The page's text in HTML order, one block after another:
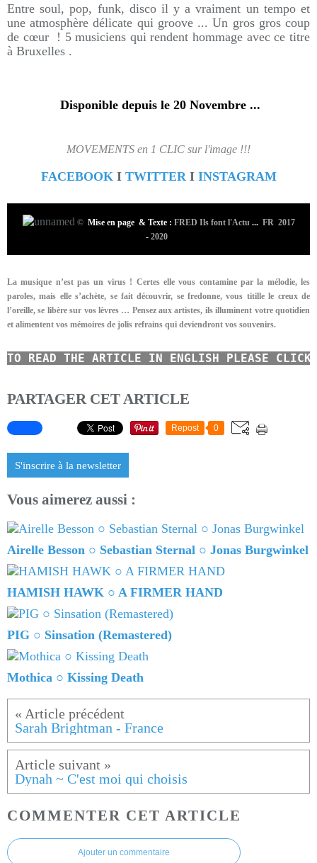
Entre soul, pop, funk, disco il y a vraiment un tempo et
une atmosphère délicate qui groove ... Un gros gros coup
de cœur ! 5 musiciens qui rendent hommage avec ce titre
à Bruxelles .
Disponible depuis le 20 Novembre ...
MOVEMENTS en 1 CLIC sur l'image !!!
FACEBOOK I TWITTER I INSTAGRAM
© Mise en page & Texte : FRED Ils font l'Actu ... FR 2017
-2020
La musique n’est pas un virus ! Certes elle vous contamine par la mélodie, les
paroles, mais elle s’achète, se fait découvrir, se fredonne, vous titille le creux de
l’oreille, se libère sur vos lèvres … Pensez aux artistes, ils illuminent votre quotidien
et alimentent vos mémoires de jolis refrains qui deviendront vos souvenirs.
TO READ THE ARTICLE IN ENGLISH PLEASE
PARTAGER CET ARTICLE
Repost 0
S'inscrire à la newsletter
Vous aimerez aussi :
Airelle Besson ○ Sebastian Sternal ○ Jonas Burgwinkel
HAMISH HAWK ○ A FIRMER HAND
PIG ○ Sinsation (Remastered)
Mothica ○ Kissing Death
Sarah Brightman - France
Dynah ~ C'est moi qui choisis
COMMENTER CET ARTICLE
Ajouter un commentaire